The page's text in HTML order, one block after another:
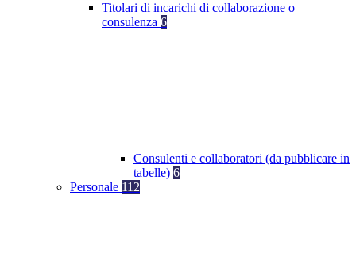
Titolari di incarichi di collaborazione o
consulenza 6
Consulenti e collaboratori (da pubblicare in
tabelle) 6
Personale 112